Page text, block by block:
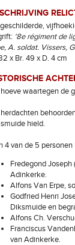
'8e régiment de
A. soldat. Vissers,
x Br. 49 x D. 4 cm
waartegen de
hield.
4 van de 5
Fredegond Joseph
Adinkerke.
Alfons Van Erpe,
Godfried Henri
Diksmuide en
Alfons Ch.
Franciscus
van Adinkerke.